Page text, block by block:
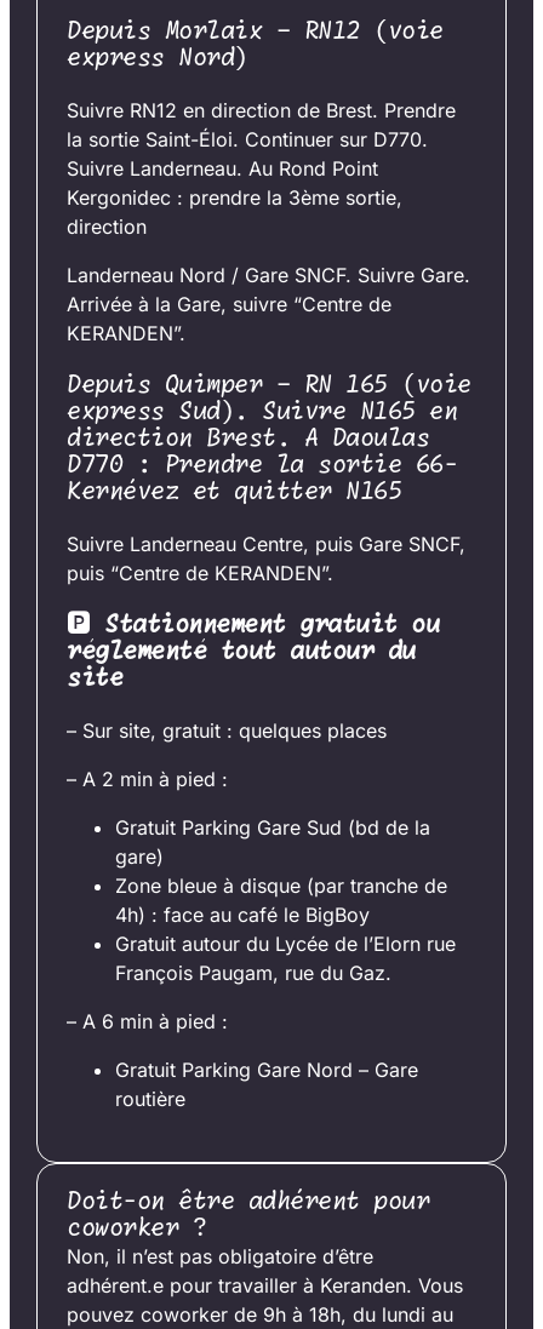
Depuis Morlaix – RN12 (voie
express Nord)
Suivre RN12 en direction de Brest. Prendre
la sortie Saint-Éloi. Continuer sur D770.
Suivre Landerneau. Au Rond Point
Kergonidec : prendre la 3ème sortie,
direction
Landerneau Nord / Gare SNCF. Suivre Gare.
Arrivée à la Gare, suivre “Centre de
KERANDEN”.
Depuis Quimper – RN 165 (voie
express Sud). Suivre N165 en
direction Brest. A Daoulas
D770 : Prendre la sortie 66-
Kernévez et quitter N165
Suivre Landerneau Centre, puis Gare SNCF,
puis “Centre de KERANDEN”.
🅿 Stationnement gratuit ou
réglementé tout autour du
site
– Sur site, gratuit : quelques places
– A 2 min à pied :
Gratuit Parking Gare Sud (bd de la
gare)
Zone bleue à disque (par tranche de
4h) : face au café le BigBoy
Gratuit autour du Lycée de l’Elorn rue
François Paugam, rue du Gaz.
– A 6 min à pied :
Gratuit Parking Gare Nord – Gare
routière
Doit-on être adhérent pour
coworker ?
Non, il n’est pas obligatoire d’être
adhérent.e pour travailler à Keranden. Vous
pouvez coworker de 9h à 18h, du lundi au